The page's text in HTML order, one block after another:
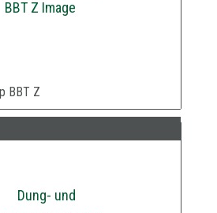
BBT Z